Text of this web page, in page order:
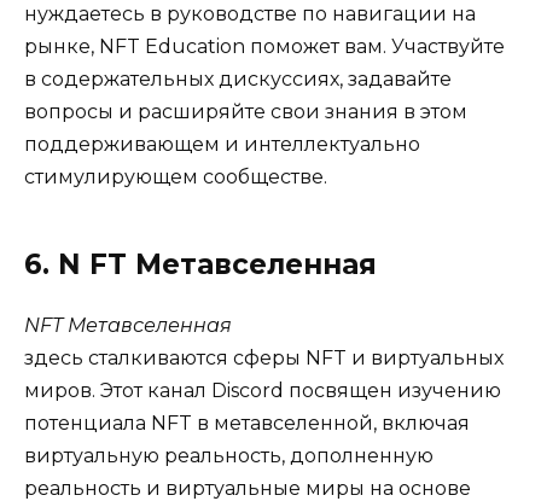
нуждаетесь в руководстве по навигации на
рынке, NFT Education поможет вам. Участвуйте
в содержательных дискуссиях, задавайте
вопросы и расширяйте свои знания в этом
поддерживающем и интеллектуально
стимулирующем сообществе.
6. N FT Метавселенная
NFT Метавселенная
здесь сталкиваются сферы NFT и виртуальных
миров. Этот канал Discord посвящен изучению
потенциала NFT в метавселенной, включая
виртуальную реальность, дополненную
реальность и виртуальные миры на основе